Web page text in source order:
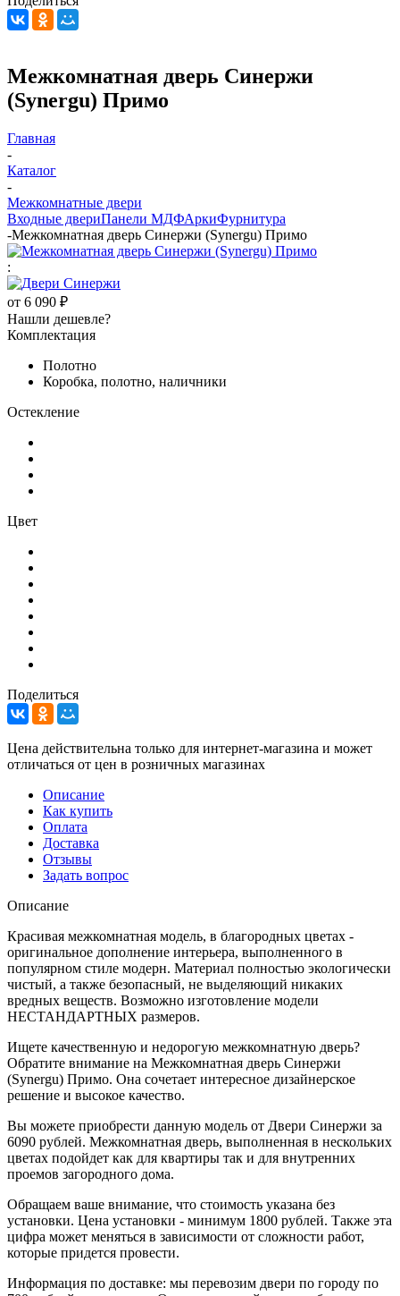
Межкомнатная дверь Синержи
(Synergu) Примо
Главная
-
Каталог
-
Межкомнатные двери
Входные двериПанели МДФАркиФурнитура
-Межкомнатная дверь Синержи (Synergu) Примо
:
от 6 090 ₽
Нашли дешевле?
Комплектация
Полотно
Коробка, полотно, наличники
Остекление
Цвет
Поделиться
Цена действительна только для интернет-магазина и может
отличаться от цен в розничных магазинах
Описание
Как купить
Оплата
Доставка
Отзывы
Задать вопрос
Описание
Красивая межкомнатная модель, в благородных цветах -
оригинальное дополнение интерьера, выполненного в
популярном стиле модерн. Материал полностью экологически
чистый, а также безопасный, не выделяющий никаких
вредных веществ. Возможно изготовление модели
НЕСТАНДАРТНЫХ размеров.
Ищете качественную и недорогую межкомнатную дверь?
Обратите внимание на Межкомнатная дверь Синержи
(Synergu) Примо. Она сочетает интересное дизайнерское
решение и высокое качество.
Вы можете приобрести данную модель от Двери Синержи за
6090 рублей. Межкомнатная дверь, выполненная в нескольких
цветах подойдет как для квартиры так и для внутренних
проемов загородного дома.
Обращаем ваше внимание, что стоимость указана без
установки. Цена установки - минимум 1800 рублей. Также эта
цифра может меняться в зависимости от сложности работ,
которые придется провести.
Информация по доставке: мы перевозим двери по городу по